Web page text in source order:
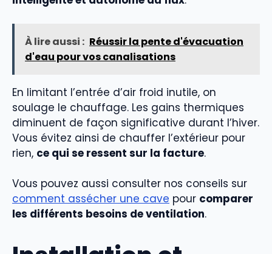
À lire aussi : Réussir la pente d'évacuation
d'eau pour vos canalisations
En limitant l’entrée d’air froid inutile, on
soulage le chauffage. Les gains thermiques
diminuent de façon significative durant l’hiver.
Vous évitez ainsi de chauffer l’extérieur pour
rien, ce qui se ressent sur la facture.
Vous pouvez aussi consulter nos conseils sur
comment assécher une cave pour comparer
les différents besoins de ventilation.